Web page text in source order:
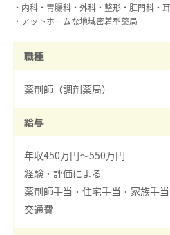
・内科・胃腸科・外科・整形・肛門科・
職種
薬剤師（調剤薬局）
給与
年収450万円～550万円
経験・評価による
薬剤師手当・住宅手当・家族手
交通費